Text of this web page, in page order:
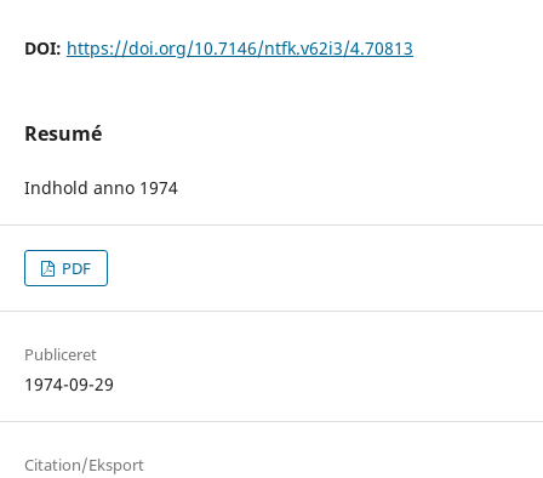
DOI: https://doi.org/10.7146/ntfk.v62i3/4.70813
Resumé
Indhold anno 1974
PDF
Publiceret
1974-09-29
Citation/Eksport